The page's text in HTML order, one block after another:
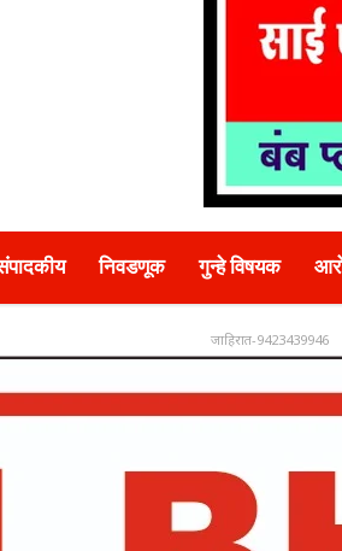
निवडणूक गुन्हे विषयक
जाहिरात-9423439946